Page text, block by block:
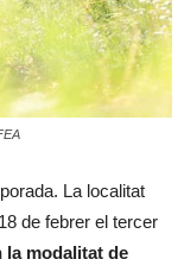
La localitat
de febrer el tercer
la modalitat de